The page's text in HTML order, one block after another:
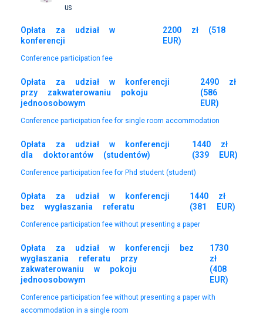
us
Opłata za udział w
konferencji
2200 zł (518
EUR)
Conference participation fee
Opłata za udział w konferencji
przy zakwaterowaniu pokoju
jednoosobowym
2490 zł
(586
EUR)
Conference participation fee for single room accommodation
Opłata za udział w konferencji
dla doktorantów (studentów)
1440 zł
(339 EUR)
Conference participation fee for Phd student (student)
Opłata za udział w konferencji
bez wygłaszania referatu
1440 zł
(381 EUR)
Conference participation fee without presenting a paper
Opłata za udział w konferencji bez
wygłaszania referatu przy
zakwaterowaniu w pokoju
jednoosobowym
1730
zł
(408
EUR)
Conference participation fee without presenting a paper with
accommodation in a single room